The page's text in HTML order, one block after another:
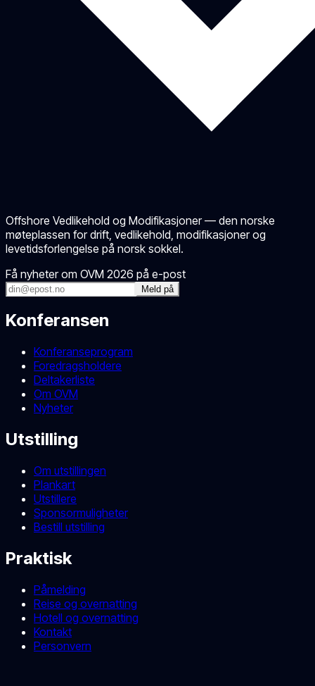
Offshore Vedlikehold og Modifikasjoner — den norske
møteplassen for drift, vedlikehold, modifikasjoner og
levetidsforlengelse på norsk sokkel.
Få nyheter om OVM 2026 på e-post
Meld på
Konferansen
Konferanseprogram
Foredragsholdere
Deltakerliste
Om OVM
Nyheter
Utstilling
Om utstillingen
Plankart
Utstillere
Sponsormuligheter
Bestill utstilling
Praktisk
Påmelding
Reise og overnatting
Hotell og overnatting
Kontakt
Personvern